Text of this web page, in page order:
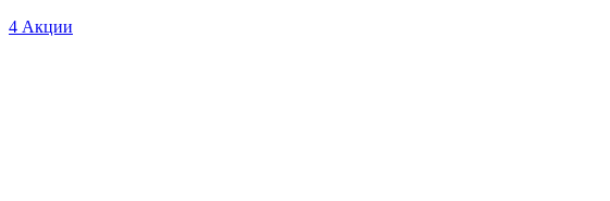
4 Акции